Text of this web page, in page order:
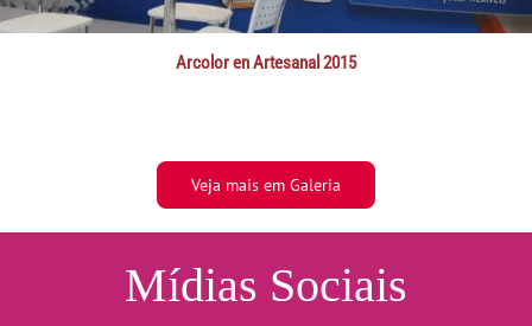
Arcolor en Artesanal 2015
Veja mais em Galeria
Mídias Sociais